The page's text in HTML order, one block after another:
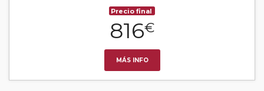
Precio final
816€
MÁS INFO